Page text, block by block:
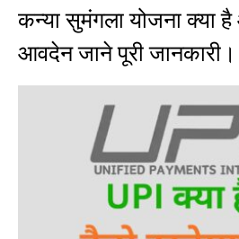
कन्या सुमंगला योजना
आवदेन जाने पूरी जानकारी।